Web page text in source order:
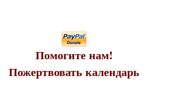
Помогите нам!
Пожертвовать календарь